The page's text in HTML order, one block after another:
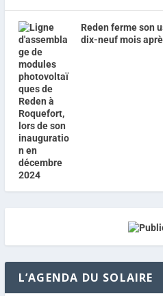
Reden ferme son
dix-neuf mois
L’AGENDA DU SOLAIRE